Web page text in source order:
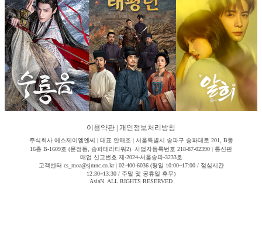
이용약관 개인정보처리방침
주식회사 에스제이엠엔씨 | 대표 안해조 | 서울특별시 송파구 송파대로 201, B동
16층 B-1609호 (문정동, 송파테라타워2) 사업자등록번호 218-87-02390 | 통신판
매업 신고번호 제-2024-서울송파-3233호
고객센터 cs_moa@sjmnc.co.kr | 02-400-6036 (평일 10:00~17:00 / 점심시간
12:30~13:30 / 주말 및 공휴일 휴무)
AsiaN. ALL RIGHTS RESERVED